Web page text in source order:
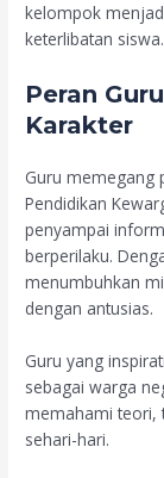
kelompok
keterlibatan siswa.
Peran
Karakter
Guru memegang
Pendidikan
penyampai
berperilaku.
menumbuhkan
dengan antusias.
Guru yang
sebagai warga
memahami teori,
sehari-hari.